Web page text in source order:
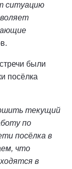
ситуацию
были
посёлка
текущий
по
посёлка в
что
в